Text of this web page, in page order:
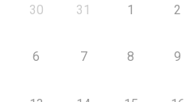
30 31 1 2
6 7 8 9